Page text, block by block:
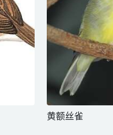
黄额丝雀